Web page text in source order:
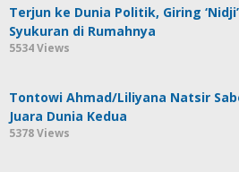
Terjun ke Dunia Politik, Giring ‘Nidji’
Syukuran di Rumahnya
5534 Views
Tontowi Ahmad/Liliyana Natsir
Juara Dunia Kedua
5378 Views